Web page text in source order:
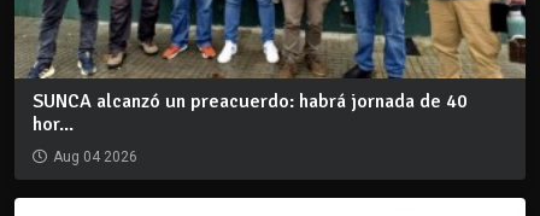
SUNCA alcanzó un preacuerdo: habrá jornada de 40
hor...
Aug 04 2026